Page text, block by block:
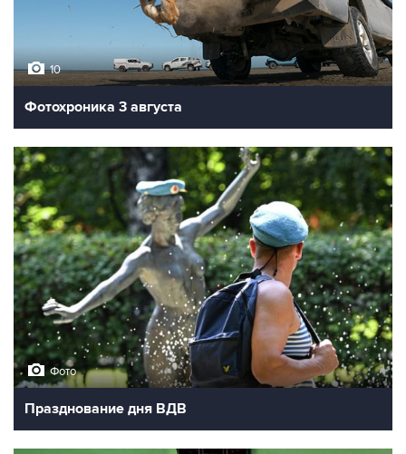
10
Фотохроника 3 августа
Фото
Празднование дня ВДВ